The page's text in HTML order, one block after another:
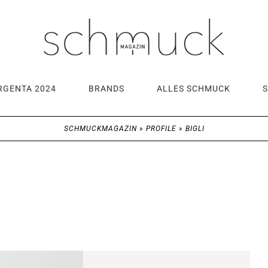
2024 BRANDS ALLES SCHMUCK
SCHMUCKMAGAZIN» PROFILE » BIGLI